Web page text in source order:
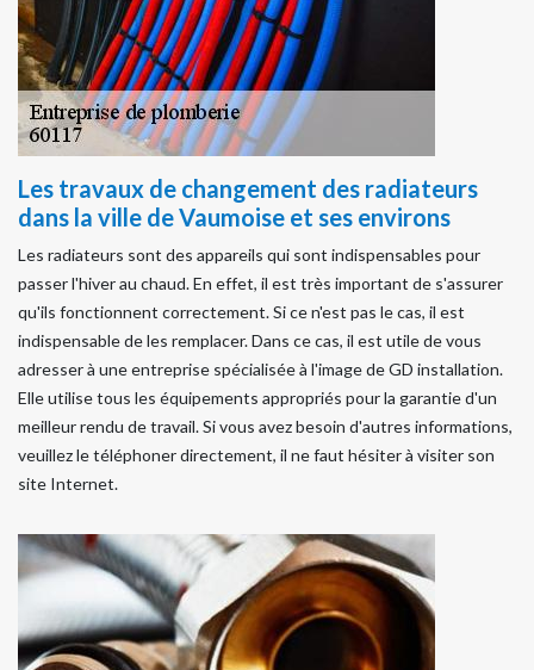
Les travaux de changement des radiateurs
dans la ville de Vaumoise et ses environs
Les radiateurs sont des appareils qui sont indispensables pour
passer l'hiver au chaud. En effet, il est très important de s'assurer
qu'ils fonctionnent correctement. Si ce n'est pas le cas, il est
indispensable de les remplacer. Dans ce cas, il est utile de vous
adresser à une entreprise spécialisée à l'image de GD installation.
Elle utilise tous les équipements appropriés pour la garantie d'un
meilleur rendu de travail. Si vous avez besoin d'autres informations,
veuillez le téléphoner directement, il ne faut hésiter à visiter son
site Internet.